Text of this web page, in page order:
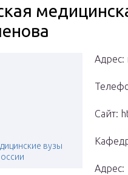
вузы
Адрес:
Сайт:
Адрес: